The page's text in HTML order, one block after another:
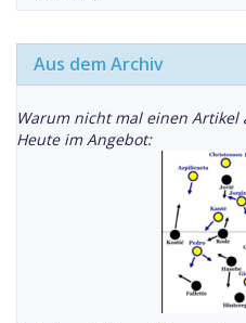
Aus dem Archiv
Warum nicht mal einen Artikel
Heute im Angebot: